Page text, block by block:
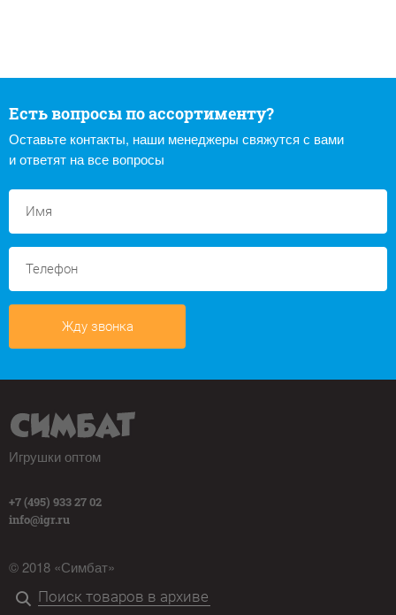
Есть вопросы по ассортименту?
Оставьте контакты, наши менеджеры свяжутся с вами
и ответят на все вопросы
Жду звонка
Игрушки оптом
+7 (495) 933 27 02
info@igr.ru
© 2018 «Симбат»